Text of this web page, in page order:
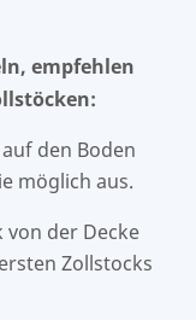
empfehlen
den Boden
möglich aus.
von der Decke
Zollstocks